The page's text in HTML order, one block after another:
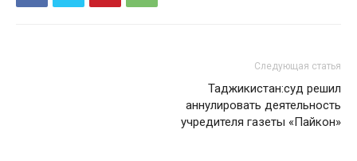
Следующая статья
Таджикистан:суд решил
аннулировать деятельность
учредителя газеты «Пайкон»